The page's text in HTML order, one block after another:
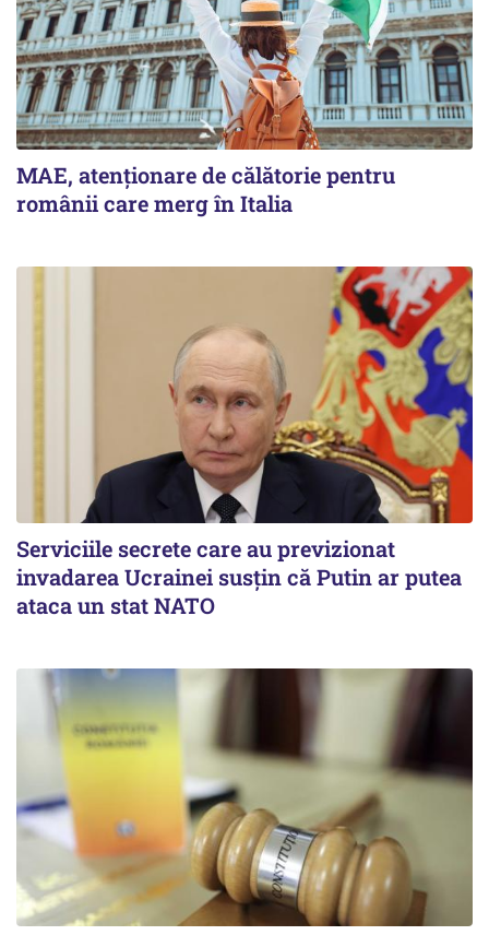
MAE, atenționare de călătorie pentru
românii care merg în Italia
Serviciile secrete care au previzionat
invadarea Ucrainei susțin că Putin ar putea
ataca un stat NATO